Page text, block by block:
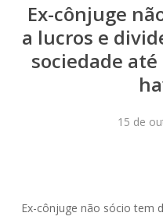
Ex-cônjuge
a lucros e
sociedade
15 de
Ex-cônjuge não sócio tem